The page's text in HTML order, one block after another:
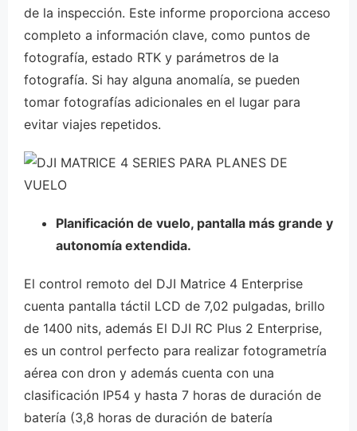
de la inspección. Este informe proporciona acceso
completo a información clave, como puntos de
fotografía, estado RTK y parámetros de la
fotografía. Si hay alguna anomalía, se pueden
tomar fotografías adicionales en el lugar para
evitar viajes repetidos.
Planificación de vuelo, pantalla más grande y
autonomía extendida.
El control remoto del DJI Matrice 4 Enterprise
cuenta pantalla táctil LCD de 7,02 pulgadas, brillo
de 1400 nits, además El DJI RC Plus 2 Enterprise,
es un control perfecto para realizar fotogrametría
aérea con dron y además cuenta con una
clasificación IP54 y hasta 7 horas de duración de
batería (3,8 horas de duración de batería